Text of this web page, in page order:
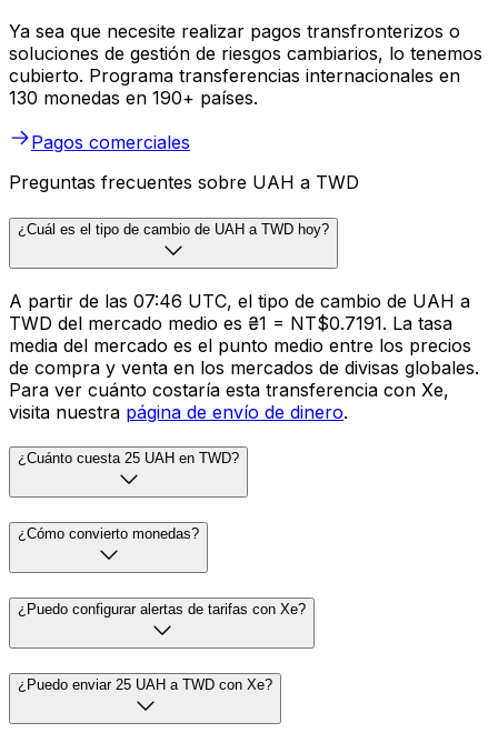
Ya sea que necesite realizar pagos transfronterizos o
soluciones de gestión de riesgos cambiarios, lo tenemos
cubierto. Programa transferencias internacionales en
130 monedas en 190+ países.
Pagos comerciales
Preguntas frecuentes sobre UAH a TWD
¿Cuál es el tipo de cambio de UAH a TWD hoy?
A partir de las 07:46 UTC, el tipo de cambio de UAH a
TWD del mercado medio es ₴1 = NT$0.7191. La tasa
media del mercado es el punto medio entre los precios
de compra y venta en los mercados de divisas globales.
Para ver cuánto costaría esta transferencia con Xe,
visita nuestra página de envío de dinero.
¿Cuánto cuesta 25 UAH en TWD?
¿Cómo convierto monedas?
¿Puedo configurar alertas de tarifas con Xe?
¿Puedo enviar 25 UAH a TWD con Xe?